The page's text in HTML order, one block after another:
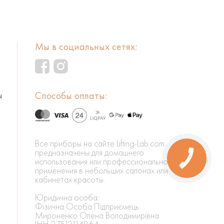
Мы в социальных сетях:
Способы оплаты:
Все приборы на сайте Lifting-Lab.com
предназначены для домашнего
использования или профессионального
применения в небольших салонах или
кабинетах красоты.
Юридична особа:
Фізична Особа Підприємець
Мироненко Олена Володимирівна